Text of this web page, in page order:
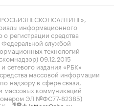
информационного
о регистрации средства
службой
технологий
09.12.2015
издания «РБК»
массовой информации
надзору в сфере связи,
массовых коммуникаций
ЭЛ №ФС77-82385)